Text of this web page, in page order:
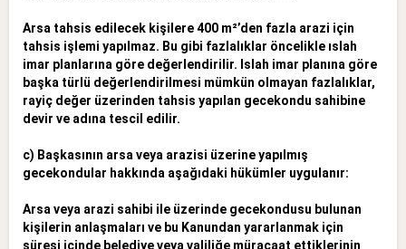
Arsa tahsis edilecek kişilere 400 m²’den fazla arazi için
tahsis işlemi yapılmaz. Bu gibi fazlalıklar öncelikle ıslah
imar planlarına göre değerlendirilir. Islah imar planına göre
başka türlü değerlendirilmesi mümkün olmayan fazlalıklar,
rayiç değer üzerinden tahsis yapılan gecekondu sahibine
devir ve adına tescil edilir.
c) Başkasının arsa veya arazisi üzerine yapılmış
gecekondular hakkında aşağıdaki hükümler uygulanır:
Arsa veya arazi sahibi ile üzerinde gecekondusu bulunan
kişilerin anlaşmaları ve bu Kanundan yararlanmak için
süresi içinde belediye veya valiliğe müracaat ettiklerinin